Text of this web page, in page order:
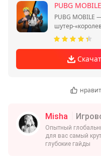
PUBG MOBILE
PUBG MOBILE
шутер-
сражаетесь за
отрядом.
Misha
Опытный
для вас самый
глубокие гайды